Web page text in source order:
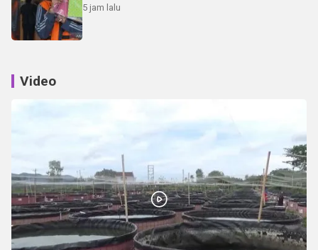
5 jam lalu
Video